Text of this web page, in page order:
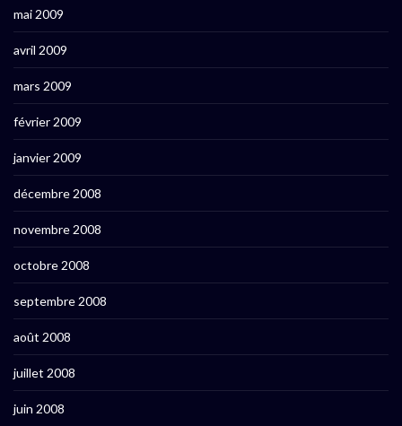
mai 2009
avril 2009
mars 2009
février 2009
janvier 2009
décembre 2008
novembre 2008
octobre 2008
septembre 2008
août 2008
juillet 2008
juin 2008